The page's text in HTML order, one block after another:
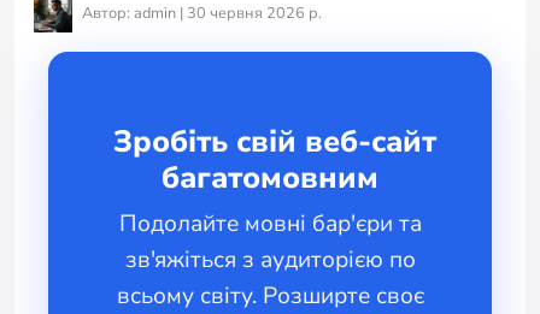
Автор: admin | 30 червня 2026 р.
Зробіть свій веб-сайт
багатомовним
Подолайте мовні бар'єри та
зв'яжіться з аудиторією по
всьому світу. Розширте своє